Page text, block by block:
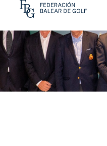
Ju
ga
r